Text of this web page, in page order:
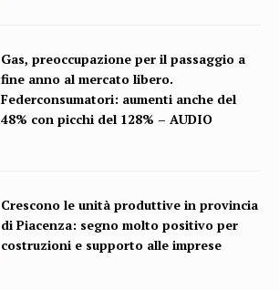
Gas, preoccupazione per il passaggio a
fine anno al mercato libero.
Federconsumatori: aumenti anche del
48% con picchi del 128% – AUDIO
Crescono le unità produttive in provincia
di Piacenza: segno molto positivo per
costruzioni e supporto alle imprese